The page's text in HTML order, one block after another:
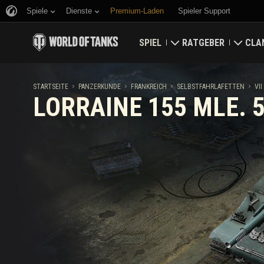
Spiele Dienste Premium-Laden Spieler Support
SPIEL
Bonuscodes einlösen
Neuigkeiten
Wertungen
Aktualisierungen
Panzerkunde
Musik
RATGEBER
Allgemeiner Ratgeber
Spielwirtschaft
Kontosicherheit
Erfolge
Richtlinien zum
Wargaming.net Game
STARTSEITE PANZERKUNDE FRANKREICH SELBSTFAHRLAFETTEN VII
LORRAINE 155 MLE.